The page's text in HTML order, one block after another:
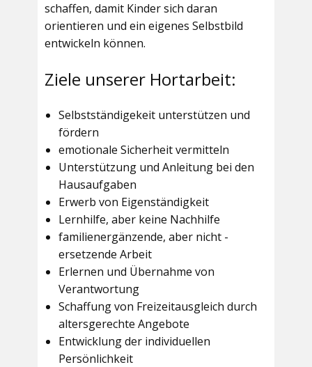
schaffen, damit Kinder sich daran
orientieren und ein eigenes Selbstbild
entwickeln können.
Ziele unserer Hortarbeit:
Selbstständigekeit unterstützen und
fördern
emotionale Sicherheit vermitteln
Unterstützung und Anleitung bei den
Hausaufgaben
Erwerb von Eigenständigkeit
Lernhilfe, aber keine Nachhilfe
familienergänzende, aber nicht -
ersetzende Arbeit
Erlernen und Übernahme von
Verantwortung
Schaffung von Freizeitausgleich durch
altersgerechte Angebote
Entwicklung der individuellen
Persönlichkeit